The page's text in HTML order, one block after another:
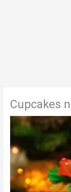
Cupcakes